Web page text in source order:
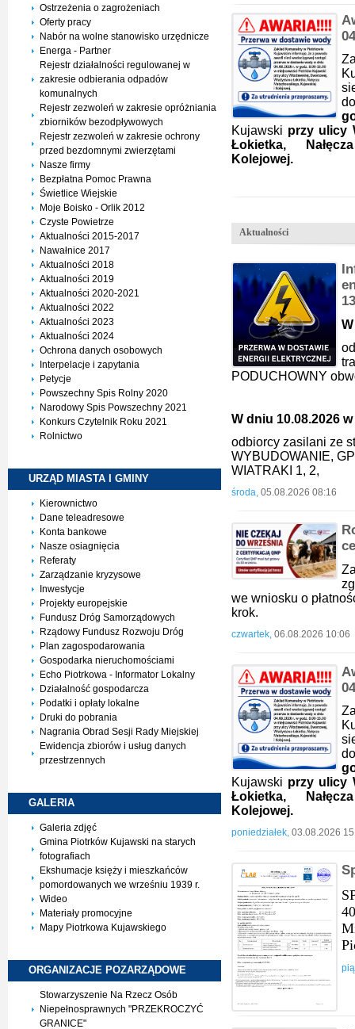
Ostrzeżenia o zagrożeniach
Oferty pracy
Nabór na wolne stanowisko urzędnicze
Energa - Partner
Rejestr działalności regulowanej w
zakresie odbierania odpadów
komunalnych
Rejestr zezwoleń w zakresie opróżniania
zbiorników bezodpływowych
Rejestr zezwoleń w zakresie ochrony
przed bezdomnymi zwierzętami
Nasze firmy
Bezpłatna Pomoc Prawna
Świetlice Wiejskie
Moje Boisko - Orlik 2012
Czyste Powietrze
Aktualności 2015-2017
Nawałnice 2017
Aktualności 2018
Aktualności 2019
Aktualności 2020-2021
Aktualności 2022
Aktualności 2023
Aktualności 2024
Ochrona danych osobowych
Interpelacje i zapytania
Petycje
Powszechny Spis Rolny 2020
Narodowy Spis Powszechny 2021
Konkurs Czytelnik Roku 2021
Rolnictwo
URZĄD MIASTA I GMINY
Kierownictwo
Dane teleadresowe
Konta bankowe
Nasze osiagnięcia
Referaty
Zarządzanie kryzysowe
Inwestycje
Projekty europejskie
Fundusz Dróg Samorządowych
Rządowy Fundusz Rozwoju Dróg
Plan zagospodarowania
Gospodarka nieruchomościami
Echo Piotrkowa - Informator Lokalny
Działalność gospodarcza
Podatki i opłaty lokalne
Druki do pobrania
Nagrania Obrad Sesji Rady Miejskiej
Ewidencja zbiorów i usług danych
przestrzennych
GALERIA
Galeria zdjęć
Gmina Piotrków Kujawski na starych
fotografiach
Ekshumacje księży i mieszkańców
pomordowanych we wrześniu 1939 r.
Wideo
Materiały promocyjne
Mapy Piotrkowa Kujawskiego
ORGANIZACJE POZARZĄDOWE
Stowarzyszenie Na Rzecz Osób
Niepełnosprawnych "PRZEKROCZYĆ
GRANICE"
Kujawski przy ulicy
Łokietka,
Kolejowej.
Aktualności
PODUCHOWNY
W dniu 10.08.2026
odbiorcy zasilani ze
WYBUDOWANIE,
WIATRAKI 1, 2,
środa, 05.08.2026 08:16
we wniosku o
krok.
czwartek, 06.08.2026 10:06
Kujawski przy ulicy
Łokietka,
Kolejowej.
poniedziałek, 03.08.2026